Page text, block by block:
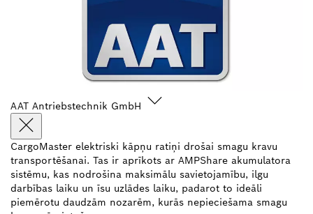
AAT Antriebstechnik GmbH
CargoMaster elektriski kāpņu ratiņi drošai smagu kravu
transportēšanai. Tas ir aprīkots ar AMPShare akumulatora
sistēmu, kas nodrošina maksimālu savietojamību, ilgu
darbības laiku un īsu uzlādes laiku, padarot to ideāli
piemērotu daudzām nozarēm, kurās nepieciešama smagu